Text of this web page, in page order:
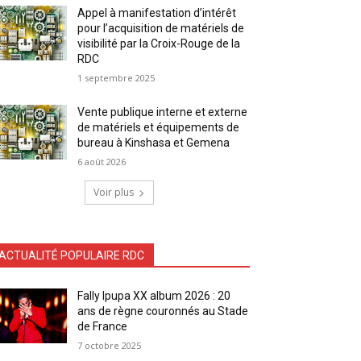
Appel à manifestation d’intérêt
pour l’acquisition de matériels de
visibilité par la Croix-Rouge de la
RDC
1 septembre 2025
Vente publique interne et externe
de matériels et équipements de
bureau à Kinshasa et Gemena
6 août 2026
Voir plus
POPULAIRE RDC
Fally Ipupa XX album 2026 : 20
ans de règne couronnés au Stade
de France
7 octobre 2025